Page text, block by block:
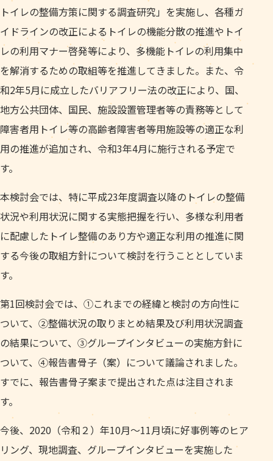
トイレの整備方策に関する調査研究」を実施し、各種ガ
イドラインの改正によるトイレの機能分散の推進やトイ
レの利用マナー啓発等により、多機能トイレの利用集中
を解消するための取組等を推進してきました。また、令
和2年5月に成立したバリアフリー法の改正により、国、
地方公共団体、国民、施設設置管理者等の責務等として
障害者用トイレ等の高齢者障害者等用施設等の適正な利
用の推進が追加され、令和3年4月に施行される予定で
す。
本検討会では、特に平成23年度調査以降のトイレの整備
状況や利用状況に関する実態把握を行い、多様な利用者
に配慮したトイレ整備のあり方や適正な利用の推進に関
する今後の取組方針について検討を行うこととしていま
す。
第1回検討会では、①これまでの経緯と検討の方向性に
ついて、②整備状況の取りまとめ結果及び利用状況調査
の結果について、③グループインタビューの実施方針に
ついて、④報告書骨子（案）について議論されました。
すでに、報告書骨子案まで提出された点は注目されま
す。
今後、2020（令和２）年10月〜11月頃に好事例等のヒア
リング、現地調査、グループインタビューを実施した